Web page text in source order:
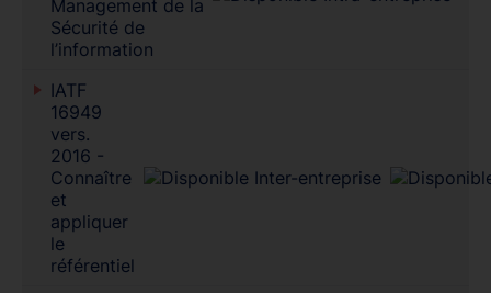
Management de la
Sécurité de
l’information
IATF
16949
vers.
2016 -
Connaître
et
appliquer
le
référentiel